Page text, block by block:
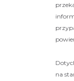
na